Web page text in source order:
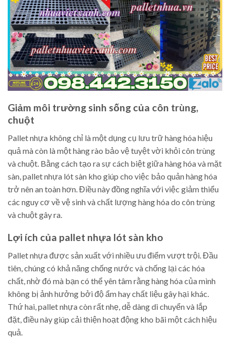
Giảm môi trường sinh sống của côn trùng,
chuột
Pallet nhựa không chỉ là một dụng cụ lưu trữ hàng hóa hiệu
quả mà còn là một hàng rào bảo vệ tuyệt vời khỏi côn trùng
và chuột. Bằng cách tạo ra sự cách biệt giữa hàng hóa và mặt
sàn, pallet nhựa lót sàn kho giúp cho việc bảo quản hàng hóa
trở nên an toàn hơn. Điều này đồng nghĩa với việc giảm thiểu
các nguy cơ về vệ sinh và chất lượng hàng hóa do côn trùng
và chuột gây ra.
Lợi ích của pallet nhựa lót sàn kho
Pallet nhựa được sản xuất với nhiều ưu điểm vượt trội. Đầu
tiên, chúng có khả năng chống nước và chống lại các hóa
chất, nhờ đó mà bạn có thể yên tâm rằng hàng hóa của mình
không bị ảnh hưởng bởi độ ẩm hay chất liệu gây hại khác.
Thứ hai, pallet nhựa còn rất nhẹ, dễ dàng di chuyển và lắp
đặt, điều này giúp cải thiện hoạt động kho bãi một cách hiệu
quả.